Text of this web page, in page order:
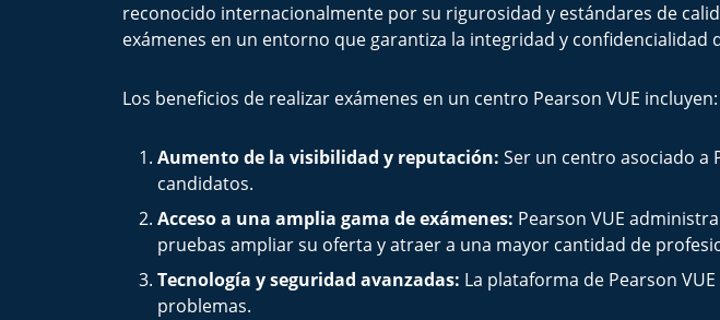
reconocido internacionalmente por su rigurosidad y estándares de
exámenes en un entorno que garantiza la integridad y confidencialidad
Los beneficios de realizar exámenes en un centro Pearson VUE incluyen:
Aumento de la visibilidad y reputación: Ser un centro asociado a
candidatos.
Acceso a una amplia gama de exámenes: Pearson VUE
pruebas ampliar su oferta y atraer a una mayor cantidad de
Tecnología y seguridad avanzadas: La plataforma de Pearson
problemas.